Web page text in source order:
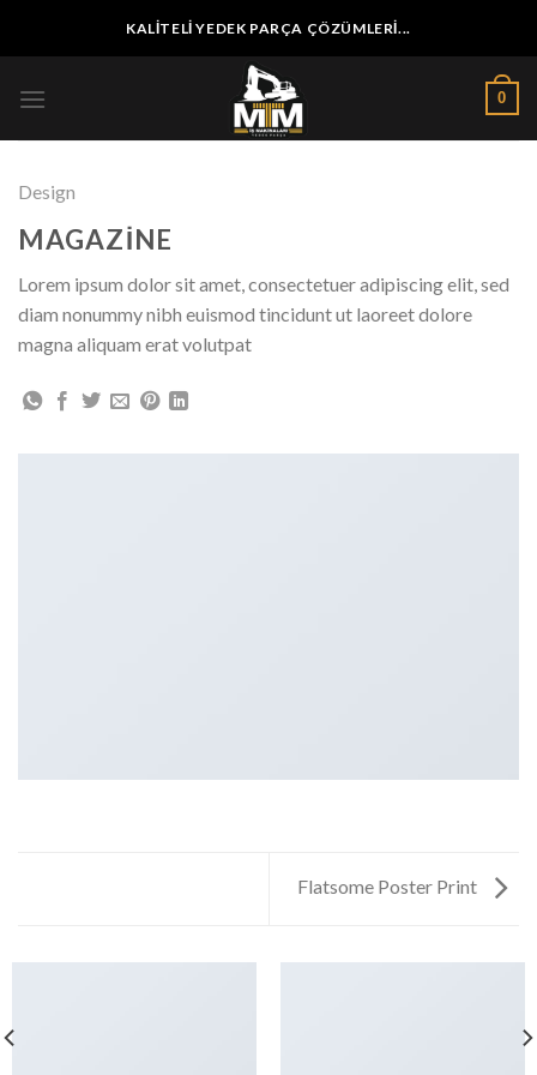
KALITELI YEDEK PARÇA ÇÖZÜMLERI...
0
Design
MAGAZINE
Lorem ipsum dolor sit amet, consectetuer adipiscing elit, sed
diam nonummy nibh euismod tincidunt ut laoreet dolore
magna aliquam erat volutpat
Flatsome Poster Print